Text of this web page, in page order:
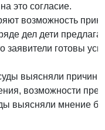
это согласие.
возможность
дел дети
заявители готовы
выясняли
возможности
выясняли мнение